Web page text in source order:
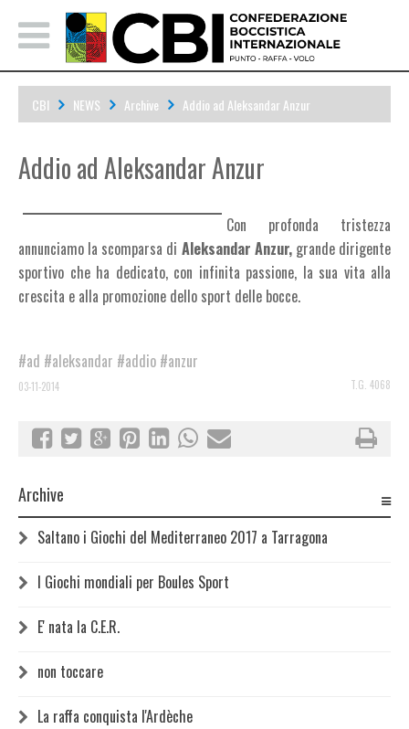
CBI NEWS Archive Addio ad Aleksandar Anzur
Addio ad Aleksandar Anzur
Con profonda tristezza
annunciamo la scomparsa di Aleksandar Anzur,grande dirigente
sportivo che ha dedicato, con infinita passione, la sua vita alla
crescita e alla promozione dello sport delle bocce.
#ad #aleksandar #addio #anzur
T.G. 4068
03-11-2014
Archive
Saltano i Giochi del Mediterraneo 2017 a Tarragona
I Giochi mondiali per Boules Sport
E' nata la C.E.R.
non toccare
La raffa conquista l'Ardèche